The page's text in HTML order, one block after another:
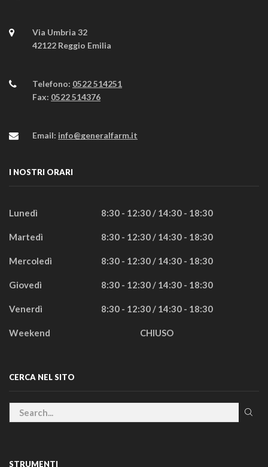
Via Umbria 32
42122 Reggio Emilia
Telefono: 0522 514251
Fax: 0522 514376
Email: info@generalfarm.it
I NOSTRI ORARI
Lunedì 8:30 - 12:30 / 14:30 - 18:30
Martedì 8:30 - 12:30 / 14:30 - 18:30
Mercoledì 8:30 - 12:30 / 14:30 - 18:30
Giovedì 8:30 - 12:30 / 14:30 - 18:30
Venerdì 8:30 - 12:30 / 14:30 - 18:30
Weekend CHIUSO
CERCA NEL SITO
STRUMENTI